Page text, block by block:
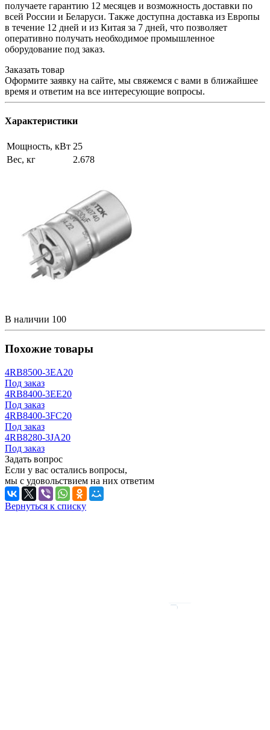
получаете гарантию 12 месяцев и возможность доставки по
всей России и Беларуси. Также доступна доставка из Европы
в течение 12 дней и из Китая за 7 дней, что позволяет
оперативно получать необходимое промышленное
оборудование под заказ.
Заказать товар
Оформите заявку на сайте, мы свяжемся с вами в ближайшее
время и ответим на все интересующие вопросы.
Характеристики
Мощность, кВт 25
Вес, кг
2.678
В наличии 100
Похожие товары
4RB8500-3EA20
Под заказ
4RB8400-3EE20
Под заказ
4RB8400-3FC20
Под заказ
4RB8280-3JA20
Под заказ
Задать вопрос
Если у вас остались вопросы,
мы с удовольствием на них ответим
Вернуться к списку